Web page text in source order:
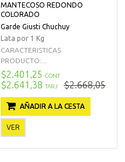
MANTECOSO REDONDO
COLORADO
Garde Giusti Chuchuy
Lata por 1 Kg
CARACTERISTICAS
PRODUCTO:...
$2.401,25 CONT
$2.641,38 TARJ $2.668,05
AÑADIR A LA CESTA
VER